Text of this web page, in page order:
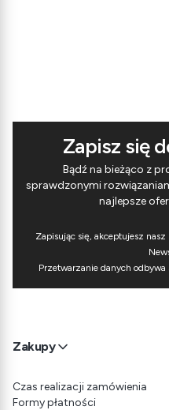
Zapisz się
Bądź na bieżąco z
sprawdzonymi
najlepsze
Zapisując się, akceptujesz
Przetwarzanie danych
Linki w stopce
Zakupy
Czas realizacji zamówienia
Formy płatności